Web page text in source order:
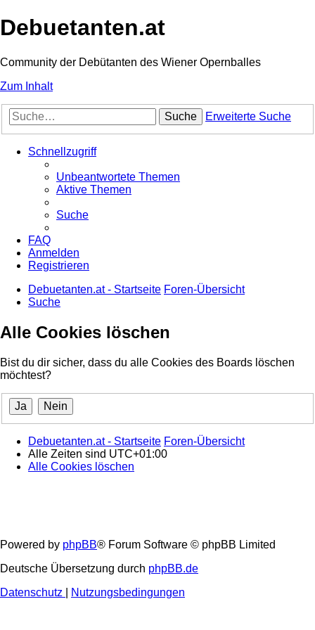
Debuetanten.at
Community der Debütanten des Wiener Opernballes
Zum Inhalt
Suche Erweiterte Suche
Schnellzugriff
Unbeantwortete Themen
Aktive Themen
Suche
FAQ
Anmelden
Registrieren
Debuetanten.at - Startseite Foren-Übersicht
Suche
Alle Cookies löschen
Bist du dir sicher, dass du alle Cookies des Boards löschen
möchtest?
Debuetanten.at - Startseite Foren-Übersicht
Alle Zeiten sind UTC+01:00
Alle Cookies löschen
Powered by phpBB® Forum Software © phpBB Limited
Deutsche Übersetzung durch phpBB.de
Datenschutz
Nutzungsbedingungen